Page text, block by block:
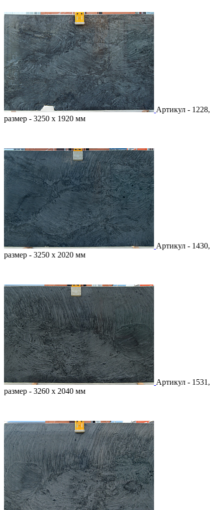
Артикул - 1228,
размер - 3250 х 1920 мм
Артикул - 1430,
размер - 3250 х 2020 мм
Артикул - 1531,
размер - 3260 х 2040 мм